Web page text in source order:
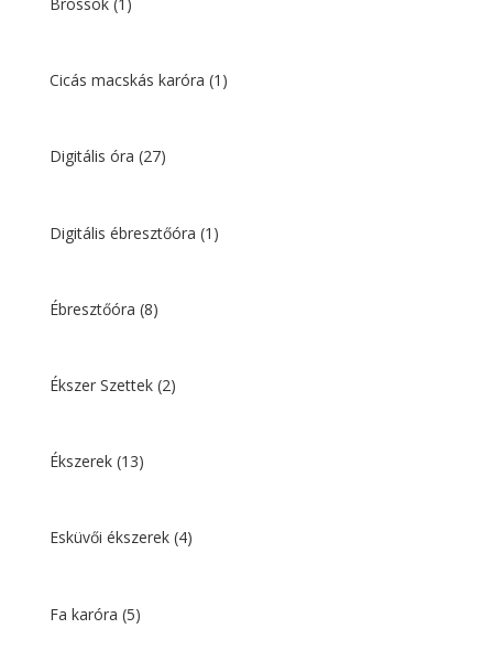
Cicás macskás karóra (1)
Digitális óra (27)
Digitális ébresztőóra (1)
Ébresztőóra (8)
Ékszer Szettek (2)
Ékszerek (13)
Esküvői ékszerek (4)
Fa karóra (5)